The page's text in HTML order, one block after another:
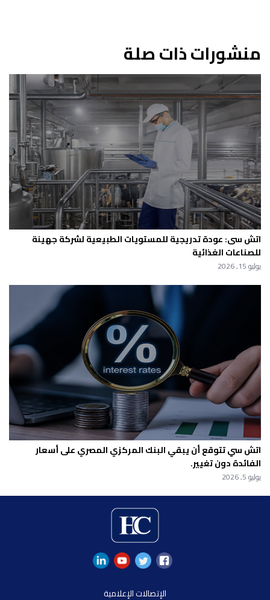
منشورات ذات صلة
اتش سى: عودة تدريجية للمستويات الطبيعية لشركة جهينة
للصناعات الغذائية
يوليو 15, 2026
اتش سي تتوقع أن يبقي البنك المركزي المصري على أسعار
الفائدة دون تغيير.
يوليو 5, 2026
الإتصالات الإعلامية